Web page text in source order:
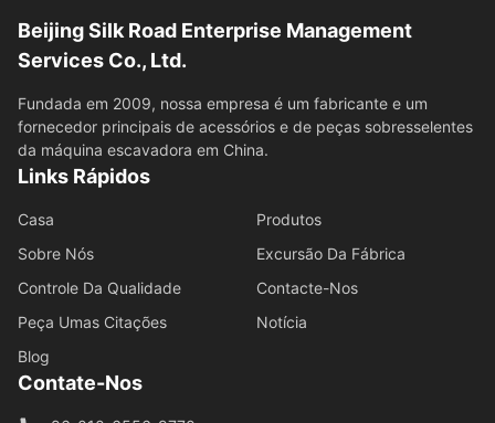
Beijing Silk Road Enterprise Management
Services Co., Ltd.
Fundada em 2009, nossa empresa é um fabricante e um
fornecedor principais de acessórios e de peças sobresselentes
da máquina escavadora em China.
Links Rápidos
Casa
Produtos
Sobre Nós
Excursão Da Fábrica
Controle Da Qualidade
Contacte-Nos
Peça Umas Citações
Notícia
Blog
Contate-Nos